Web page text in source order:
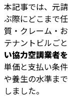
本記事では、元
ぶ際にどこまで
質・クレーム・
テナントビルご
い協力空調業者
単価と支払い条
や養生の水準ま
しました。